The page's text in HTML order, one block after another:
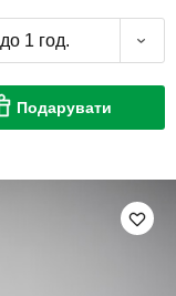
до 1 год.
Подарувати